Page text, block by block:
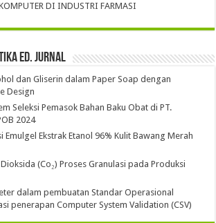
DI INDUSTRI FARMASI
Ed. Jurnal
dan Gliserin dalam Paper Soap dengan
Design
Seleksi Pemasok Bahan Baku Obat di PT.
2024
Emulgel Ekstrak Etanol 96% Kulit Bawang Merah
(Co₂) Proses Granulasi pada Produksi
dalam pembuatan Standar Operasional
penerapan Computer System Validation (CSV)